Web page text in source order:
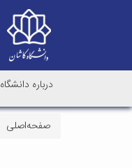
درباره دانشگاه
صفحه‌اصلی